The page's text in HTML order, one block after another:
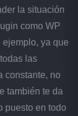
la situación
como WP
ejemplo, ya que
las
constante, no
también te da
puesto en todo